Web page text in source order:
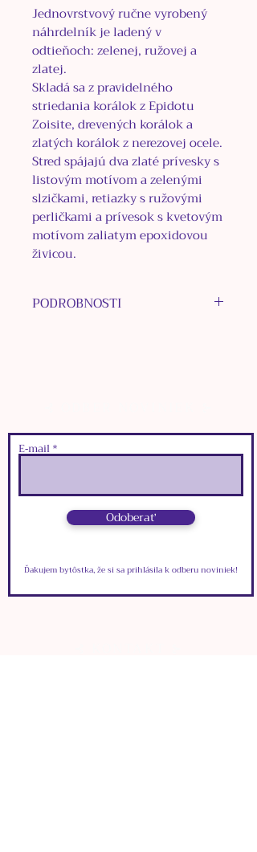
Jednovrstvový ručne vyrobený
náhrdelník je ladený v
odtieňoch: zelenej, ružovej a
zlatej.
Skladá sa z pravidelného
striedania korálok z Epidotu
Zoisite, drevených korálok a
zlatých korálok z nerezovej ocele.
Stred spájajú dva zlaté prívesky s
listovým motívom a zelenými
slzičkami, retiazky s ružovými
perličkami a prívesok s kvetovým
motívom zaliatym epoxidovou
živicou.
PODROBNOSTI
MATERIÁL PRÍVESKOV:
bižutérne kovy, plast,
FARBA: zlatá
ROZMERY:
๑ zapínacia karabínka: 1cm x
๑ dĺžka zapínacej retiazky:
๑ dĺžka retiazky: 34cm
E‑mail
Odoberať
Ďakujem bytôstka, že si sa prihlásila k odberu noviniek!